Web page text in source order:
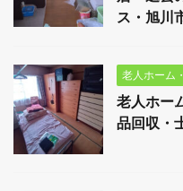
ス・旭川
老人ホーム
老人ホー
品回収・